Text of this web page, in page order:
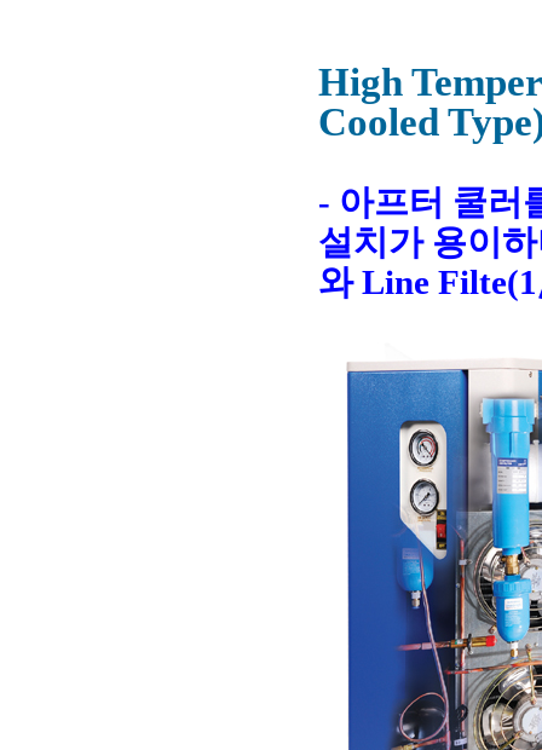
High
Cooled
- 아프터 쿨러
설치가 용이
와 Line